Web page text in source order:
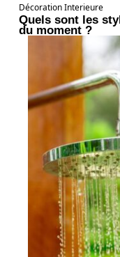
Décoration Interieure
Quels sont les
du moment ?